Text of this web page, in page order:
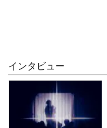
インタビュー